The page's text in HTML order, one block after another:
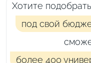
Хотите
под свой
более 400